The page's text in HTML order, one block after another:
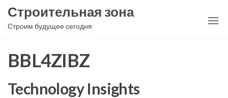
Перейти
Строительная зона
Строим будущее сегодня
BBL4ZIBZ
Technology Insights